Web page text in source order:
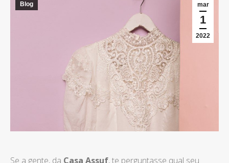
mar
1
2022
Blog
Se a gente, da Casa Assuf, te perguntasse qual seu